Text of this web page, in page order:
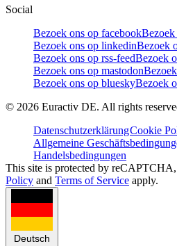
Social
Bezoek ons op facebook
Bezoek ons op linkedinBezoek
Bezoek ons op rss-feedBezoek
Bezoek ons op mastodon
Bezoek ons op blueskyBezoek
© 2026 Euractiv DE. All rights
DatenschutzerklärungCookie
Allgemeine
Handelsbedingungen
This site is protected by
Policy and Terms of Service apply.
Deutsch